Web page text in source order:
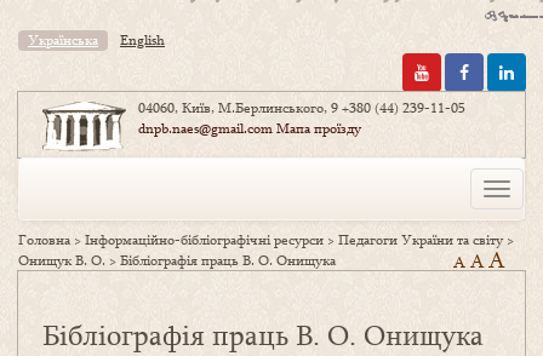
Українська English
04060, Київ, М.Берлинського, 9+380 (44) 239-11-05
dnpb.naes@gmail.comМапа проїзду
Toggle
Головна >Інформаційно-бібліографічні ресурси >Педагоги України та світу>
Онищук В. О. >Бібліографія праць В. О. Онищука A AA
Бібліографія праць В. О. Онищука